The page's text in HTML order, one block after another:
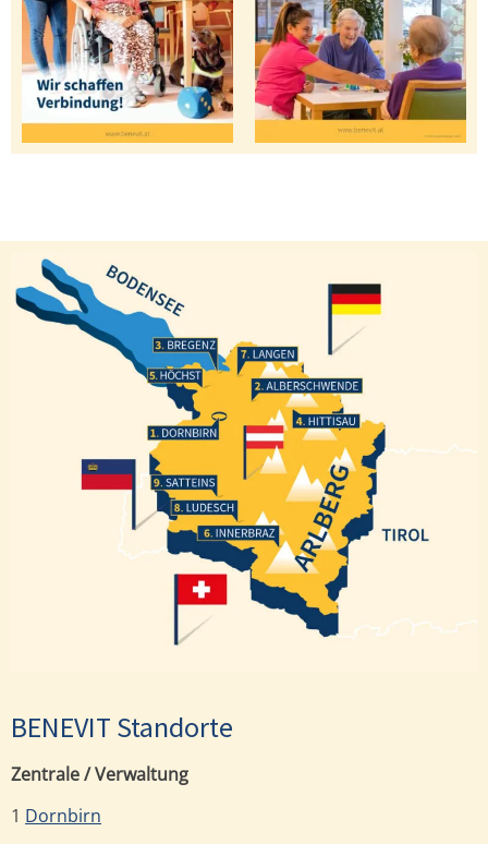
Dornbirn
Bregenz
Langen
Ludesch
Innerbraz
Alberschwende
Höchst
BENEVIT Standorte
Zentrale / Verwaltung
1 Dornbirn